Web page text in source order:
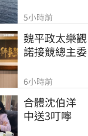
5小時前
魏平政太樂
諾接競總主委
6小時前
合體沈伯洋
中送3叮嚀